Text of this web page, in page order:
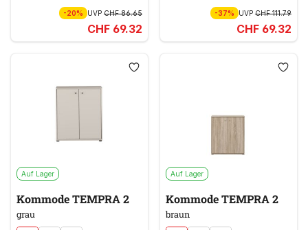
-20% UVP CHF 86.65
CHF 69.32
-37% UVPCHF 111.79
CHF 69.32
Auf Lager
Kommode TEMPRA 2
grau
Auf Lager
Kommode TEMPRA 2
braun